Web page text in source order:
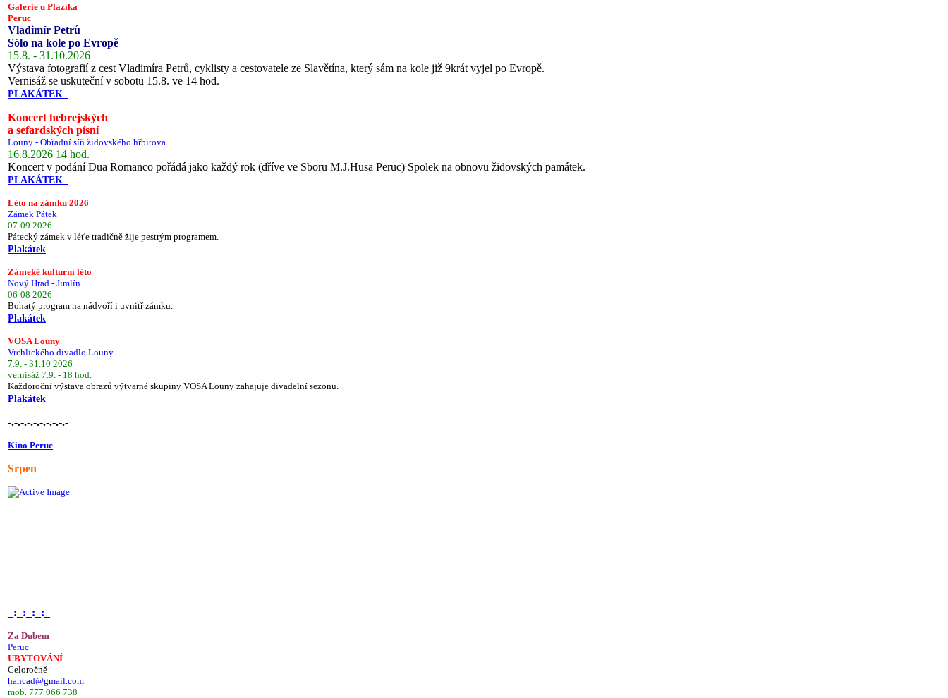
Galerie u Plazíka
Peruc
Vladimír Petrů
Sólo na kole po Evropě
15.8. - 31.10.2026
Výstava fotografií z cest Vladimíra Petrů, cyklisty a cestovatele ze Slavětína, který sám na kole již 9krát vyjel po Evropě.
Vernisáž se uskuteční v sobotu 15.8. ve 14 hod.
PLAKÁTEK
Koncert hebrejských
a sefardských písní
Louny - Obřadní síň židovského hřbitova
16.8.2026 14 hod.
Koncert v podání Dua Romanco pořádá jako každý rok (dříve ve Sboru M.J.Husa Peruc) Spolek na obnovu židovských památek.
PLAKÁTEK
Léto na zámku 2026
Zámek Pátek
07-09 2026
Pátecký zámek v léťe tradičně žije pestrým programem.
Plakátek
Zámeké kulturní léto
Nový Hrad - Jimlín
06-08 2026
Bohatý program na nádvoří i uvnitř zámku.
Plakátek
VOSA Louny
Vrchlického divadlo Louny
7.9. - 31.10 2026
vernisáž 7.9. - 18 hod.
Každoroční výstava obrazů výtvarné skupiny VOSA Louny zahajuje divadelní sezonu.
Plakátek
-.-.-.-.-.-.-.-.-.-
Kino Peruc
Srpen
_:_:_:_:_
Za Dubem
Peruc
UBYTOVÁNÍ
Celoročně
hancad@gmail.com
mob. 777 066 738